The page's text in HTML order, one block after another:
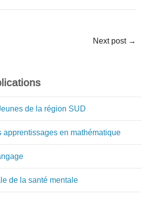
Next post →
de la région SUD
apprentissages en mathématique
de la santé mentale